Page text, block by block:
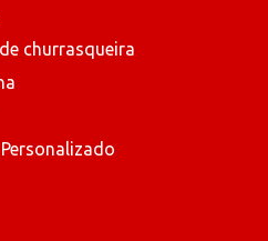
churrasqueira